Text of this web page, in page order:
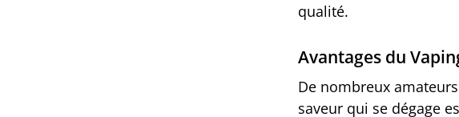
qualité.
Avantages du
De nombreux
saveur qui se dégage